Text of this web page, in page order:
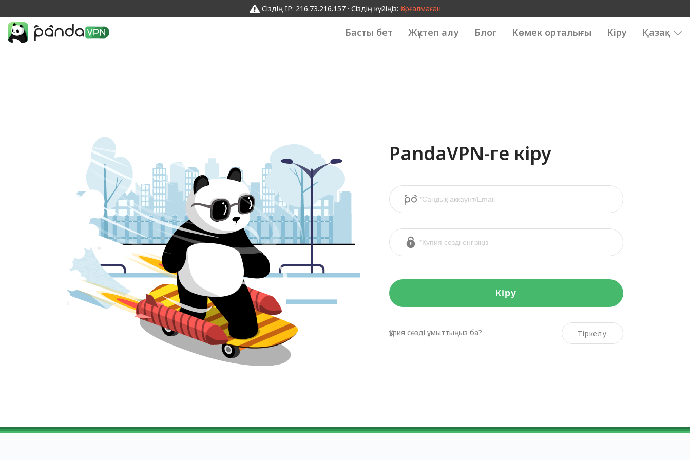
Сіздің IP: 216.73.216.157 · Сіздің күйіңіз: Қорғалмаған
Басты бет Жүктеп алу Блог Көмек орталығы Кіру Қазақ
PandaVPN-ге кіру
Кіру
Құпия сөзді ұмыттыңыз ба? Тіркелу